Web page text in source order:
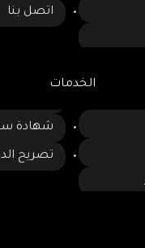
اتصل بنا
الخدمات
شهادة
تصريح